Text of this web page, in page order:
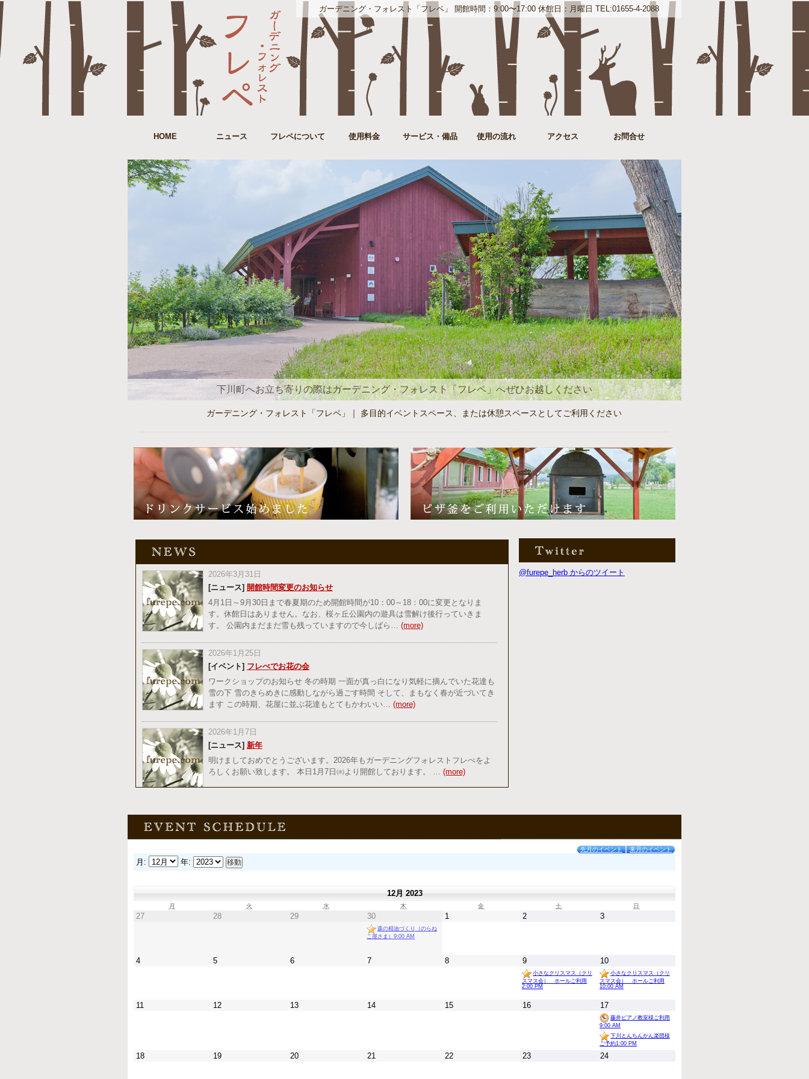
ガーデニング・フォレスト「フレペ」 開館時間：9:00〜17:00 休館日：月曜日 TEL:01655-4-2088
HOME ニュース フレペについて 使用料金 サービス・備品 使用の流れ アクセス お問合せ
下川町へお立ち寄りの際はガーデニング・フォレスト「フレペ」へぜひお越しください
ガーデニング・フォレスト「フレペ」｜ 多目的イベントスペース、または休憩スペースとしてご利用ください
2026年3月31日
[ニュース] 開館時間変更のお知らせ
4月1日～9月30日まで春夏期のため開館時間が10：00～18：00に変更となりま
す。休館日はありません。なお、桜ヶ丘公園内の遊具は雪解け後行っていきま
す。 公園内まだまだ雪も残っていますので今しばら… (more)
2026年1月25日
[イベント] フレぺでお花の会
ワークショップのお知らせ 冬の時期 一面が真っ白になり気軽に摘んでいた花達も
雪の下 雪のきらめきに感動しながら過ごす時間 そして、まもなく春が近づいてき
ます この時期、花屋に並ぶ花達もとてもかわいい… (more)
2026年1月7日
[ニュース] 新年
明けましておめでとうございます。2026年もガーデニングフォレストフレぺをよ
ろしくお願い致します。 本日1月7日㈬より開館しております。 … (more)
[ニュース]年末年始のお知らせ
本年もガーデニングフォレストフレぺ並びに桜ヶ丘公園をご利用頂きありがとう
ストフレぺは休館日となります。皆様良…
お問合せアドレス変更のお知らせ
ホームページ記載のメールアドレスが変更となりましたのでお知らせ致します。
新アドレス⇒furepe-2088@outlook.jp またInstagramのDMからもお問合せ頂けます
半田智さん主催の毎月第二日曜日に開催している音楽イベントのホームページです。
@furepe_herb からのツイート
先月のイベント 来月のイベント
月: 年:
12月 2023
月 火 水 木 金 土 日
27 28 29 30
森の精油づくり（のらね
こ屋さま）9:00 AM
1 2 3
4 5 6 7 8 9
小さなクリスマス（クリ
スマス会） ホールご利用
2:00 PM
10
小さなクリスマス（クリ
スマス会） ホールご利用
10:00 AM
11 12 13 14 15 16 17
藤井ピアノ教室様ご利用
9:00 AM
下川とんちんかん楽団様
ご予約1:00 PM
18 19 20 21 22 23 24